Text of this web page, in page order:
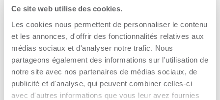
Ce site web utilise des cookies.
Les cookies nous permettent de personnaliser le contenu
et les annonces, d'offrir des fonctionnalités relatives aux
médias sociaux et d'analyser notre trafic. Nous
partageons également des informations sur l'utilisation de
notre site avec nos partenaires de médias sociaux, de
publicité et d'analyse, qui peuvent combiner celles-ci
avec d'autres informations que vous leur avez fournies
Centre Le Pont
Aide au maintien à l'emploi
Consulter le site Web